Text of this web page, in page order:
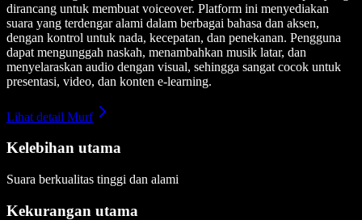
dirancang untuk membuat voiceover. Platform ini menyediakan
suara yang terdengar alami dalam berbagai bahasa dan aksen,
dengan kontrol untuk nada, kecepatan, dan penekanan. Pengguna
dapat mengunggah naskah, menambahkan musik latar, dan
menyelaraskan audio dengan visual, sehingga sangat cocok untuk
presentasi, video, dan konten e-learning.
Lihat detail Murf
Kelebihan utama
Suara berkualitas tinggi dan alami
Kekurangan utama